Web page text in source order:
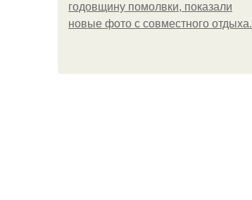
годовщину помолвки, показали
новые фото с совместного отдыха.